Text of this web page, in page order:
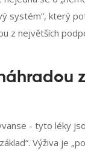
systém“, který
z největších
- tyto léky
Výživa je